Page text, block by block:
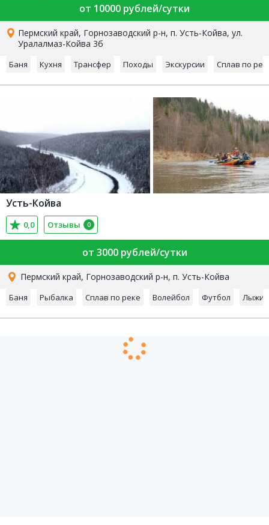
от 10000 рублей/сутки
Пермский край, Горнозаводский р-н, п. Усть-Койва, ул.
Уралалмаз-Койва 3б
Баня Кухня Трансфер Походы Экскурсии Сплав по
Усть-Койва
0,0 Отзывы 0
от 3000 рублей/сутки
Пермский край, Горнозаводский р-н, п. Усть-Койва
Баня Рыбалка Сплав по реке Волейбол Футбол Лыжи